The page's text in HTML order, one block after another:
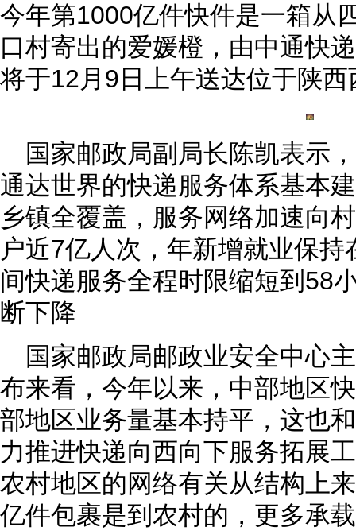
今年第1000亿件快件是一箱从
口村寄出的爱媛橙，由中通快
将于12月9日上午送达位于陕
国家邮政局副局长陈凯表示
通达世界的快递服务体系基本
乡镇全覆盖，服务网络加速向
户近7亿人次，年新增就业保
间快递服务全程时限缩短到58
断下降
国家邮政局邮政业安全中心
布来看，今年以来，中部地区
部地区业务量基本持平，这也
力推进快递向西向下服务拓展
农村地区的网络有关从结构上
亿件包裹是到农村的，更多承